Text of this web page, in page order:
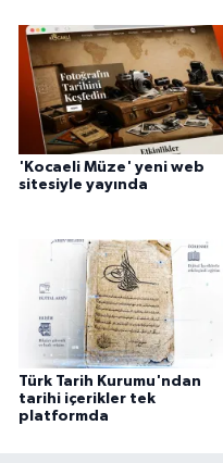
'Kocaeli Müze' yeni web
sitesiyle yayında
Türk Tarih Kurumu'ndan
tarihi içerikler tek
platformda